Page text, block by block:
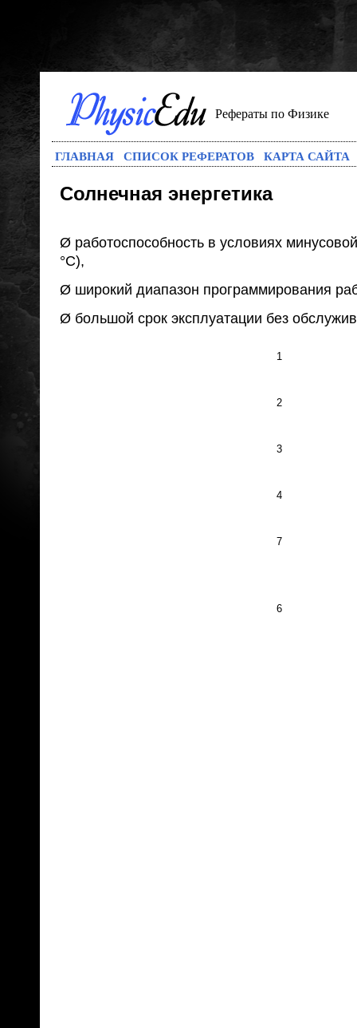
Рефераты по Физике
ГЛАВНАЯ СПИСОК РЕФЕРАТОВ КАРТА САЙТА
Солнечная энергетика
Ø работоспособность в условиях
°С),
Ø широкий диапазон программирования
Ø большой срок эксплуатации без
1
2
3
4
7
6